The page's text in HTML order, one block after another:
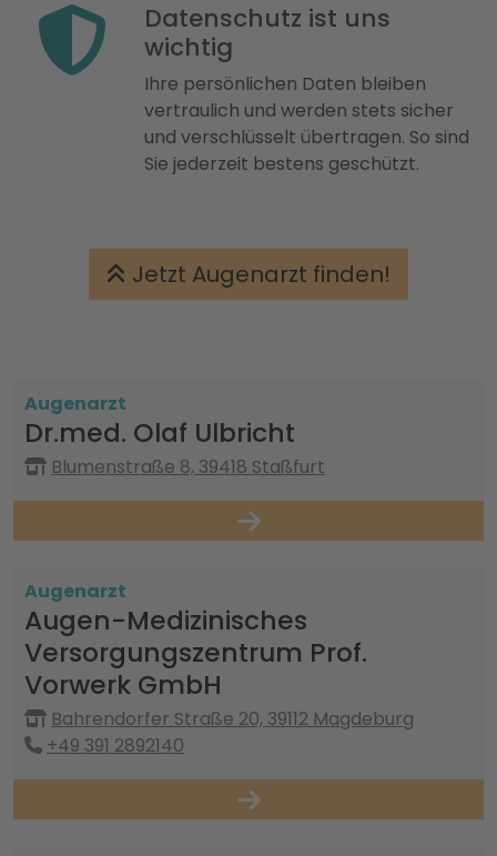
Datenschutz ist uns
wichtig
Ihre persönlichen Daten bleiben
vertraulich und werden stets sicher
und verschlüsselt übertragen. So sind
Sie jederzeit bestens geschützt.
Jetzt Augenarzt finden!
Augenarzt
Dr.med. Olaf Ulbricht
Blumenstraße 8, 39418 Staßfurt
Augenarzt
Augen-Medizinisches
Versorgungszentrum Prof.
Vorwerk GmbH
Bahrendorfer Straße 20, 39112 Magdeburg
+49 391 2892140